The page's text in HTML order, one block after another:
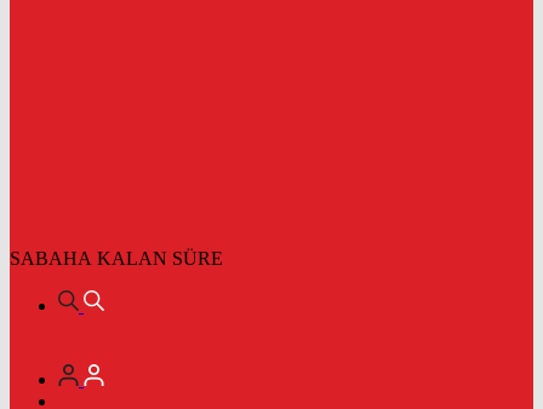
SABAHA KALAN SÜRE